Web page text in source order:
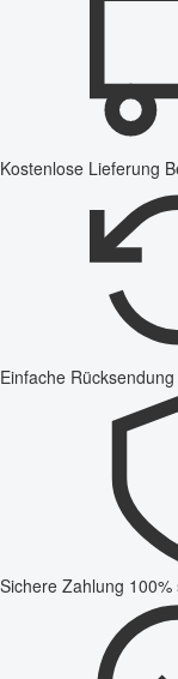
Kostenlose Lieferung
Einfache Rücksendung
Sichere Zahlung